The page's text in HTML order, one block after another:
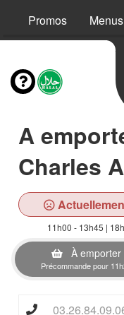
Promos Menus
A
Charles
11h00 - 13h45 |
À emporter
Précommande pour